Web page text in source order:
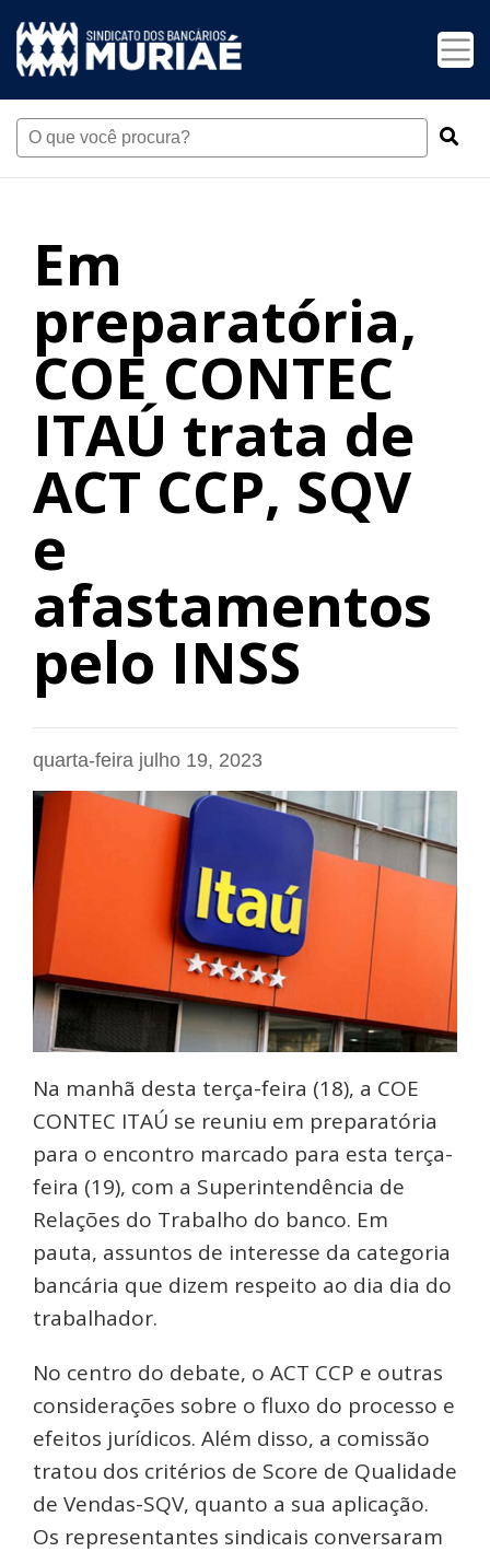
Em
preparatória,
COE CONTEC
ITAÚ trata de
ACT CCP, SQV
e
afastamentos
pelo INSS
quarta-feira julho 19, 2023
Na manhã desta terça-feira (18), a COE
CONTEC ITAÚ se reuniu em preparatória
para o encontro marcado para esta terça-
feira (19), com a Superintendência de
Relações do Trabalho do banco. Em
pauta, assuntos de interesse da categoria
bancária que dizem respeito ao dia dia do
trabalhador.
No centro do debate, o ACT CCP e outras
considerações sobre o fluxo do processo e
efeitos jurídicos. Além disso, a comissão
tratou dos critérios de Score de Qualidade
de Vendas-SQV, quanto a sua aplicação.
Os representantes sindicais conversaram